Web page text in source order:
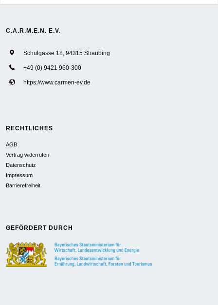
C.A.R.M.E.N. E.V.
Schulgasse 18, 94315 Straubing
+49 (0) 9421 960-300
https://www.carmen-ev.de
RECHTLICHES
AGB
Vertrag widerrufen
Datenschutz
Impressum
Barrierefreiheit
GEFÖRDERT DURCH